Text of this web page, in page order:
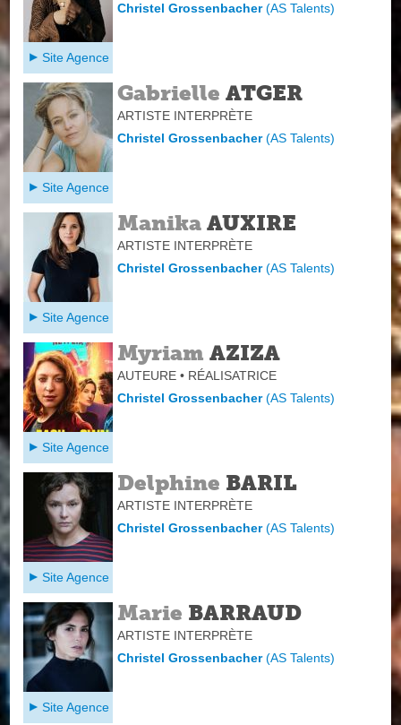
Christel Grossenbacher(AS Talents)
Site Agence
Gabrielle ATGER
ARTISTE INTERPRÈTE
Christel Grossenbacher(AS Talents)
Site Agence
Manika AUXIRE
ARTISTE INTERPRÈTE
Christel Grossenbacher(AS Talents)
Site Agence
Myriam AZIZA
AUTEURE • RÉALISATRICE
Christel Grossenbacher(AS Talents)
Site Agence
Delphine BARIL
ARTISTE INTERPRÈTE
Christel Grossenbacher(AS Talents)
Site Agence
Marie BARRAUD
ARTISTE INTERPRÈTE
Christel Grossenbacher(AS Talents)
Site Agence